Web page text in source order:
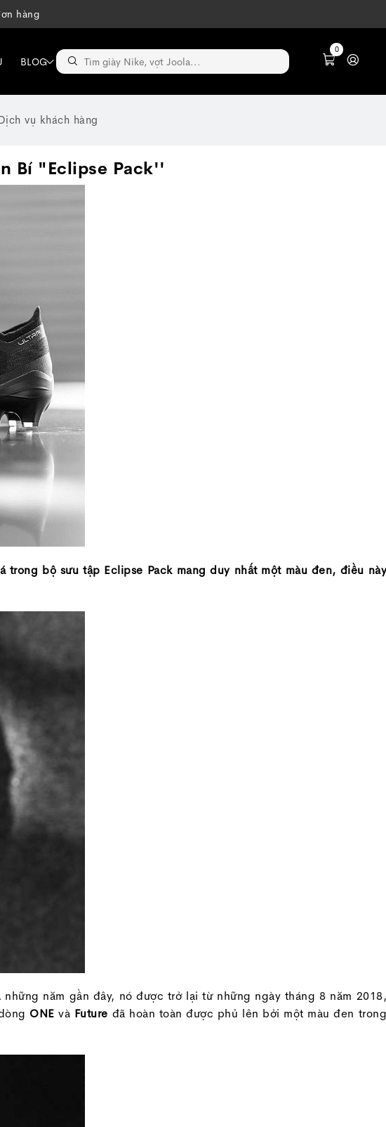
hàng
BLOG
0
vụ khách hàng
Bí "Eclipse Pack''
bộ sưu tập Eclipse Pack mang duy nhất một màu đen, điều này
những năm gần đây, nó được trở lại từ những ngày tháng 8 năm
ONE và Future đã hoàn toàn được phủ lên bởi một màu đen